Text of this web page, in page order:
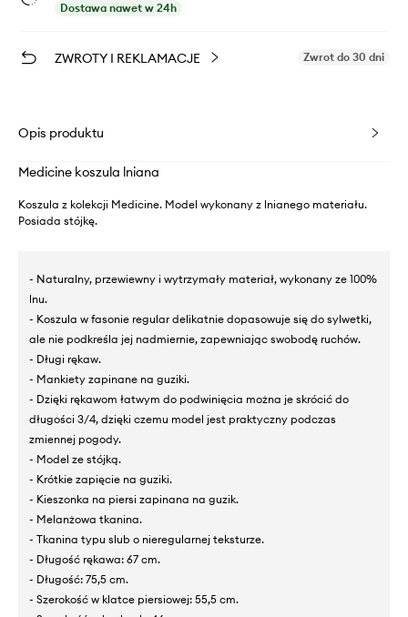
Dostawa nawet w 24h
ZWROTY I REKLAMACJE Zwrot do 30 dni
Opis produktu
Medicine koszula lniana
Koszula z kolekcji Medicine. Model wykonany z lnianego materiału.
Posiada stójkę.
- Naturalny, przewiewny i wytrzymały materiał, wykonany ze 100%
lnu.
- Koszula w fasonie regular delikatnie dopasowuje się do sylwetki,
ale nie podkreśla jej nadmiernie, zapewniając swobodę ruchów.
- Długi rękaw.
- Mankiety zapinane na guziki.
- Dzięki rękawom łatwym do podwinięcia można je skrócić do
długości 3/4, dzięki czemu model jest praktyczny podczas
zmiennej pogody.
- Model ze stójką.
- Krótkie zapięcie na guziki.
- Kieszonka na piersi zapinana na guzik.
- Melanżowa tkanina.
- Tkanina typu slub o nieregularnej teksturze.
- Długość rękawa: 67 cm.
- Długość: 75,5 cm.
- Szerokość w klatce piersiowej: 55,5 cm.